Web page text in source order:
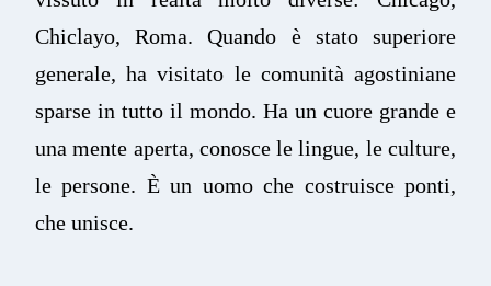
Chiclayo, Roma. Quando è stato superiore
generale, ha visitato le comunità agostiniane
sparse in tutto il mondo. Ha un cuore grande e
una mente aperta, conosce le lingue, le culture,
le persone. È un uomo che costruisce ponti,
che unisce.